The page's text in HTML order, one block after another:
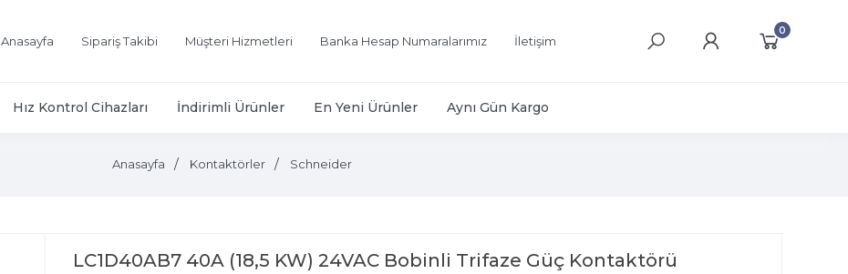
Anasayfa Sipariş Takibi Müşteri Hizmetleri Banka Hesap Numaralarımız İletişim
0
Hız Kontrol Cihazları İndirimli Ürünler En Yeni Ürünler Aynı Gün Kargo
Anasayfa Kontaktörler Schneider
LC1D40AB7 40A (18,5 KW) 24VAC Bobinli Trifaze Güç Kontaktörü